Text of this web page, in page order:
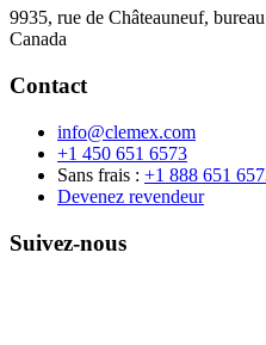
9935, rue de Châteauneuf,
Canada
Contact
info@clemex.com
+1 450 651 6573
Sans frais : +1 888 651
Devenez revendeur
Suivez-nous